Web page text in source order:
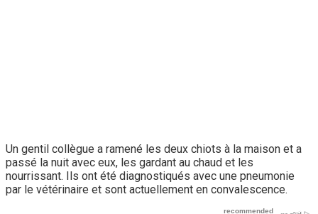
Un gentil collègue a ramené les deux chiots à la maison et a
passé la nuit avec eux, les gardant au chaud et les
nourrissant. Ils ont été diagnostiqués avec une pneumonie
par le vétérinaire et sont actuellement en convalescence.